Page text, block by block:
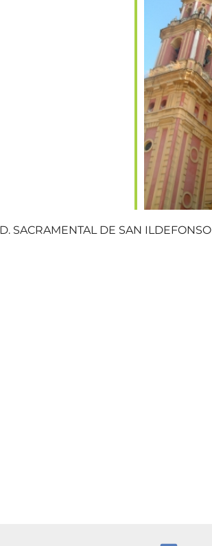
Office 365
SACRAMENTAL DE SAN ILDEFONSO